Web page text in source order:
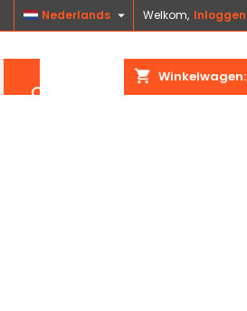
Welkom, Inloggen
Nederlands 
shopping_cart Winkelwagen:
